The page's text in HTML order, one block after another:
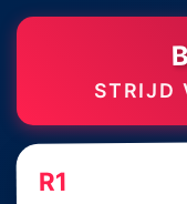
STRIJD
R1